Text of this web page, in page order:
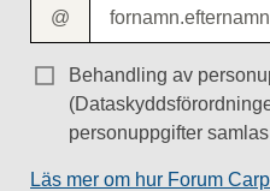
@
Behandling av
personuppgifter
Läs mer om hur Forum